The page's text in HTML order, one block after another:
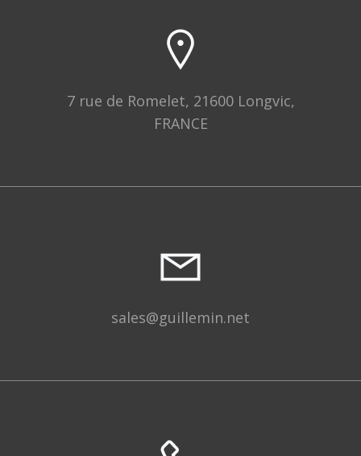
7 rue de Romelet, 21600 Longvic,
FRANCE
sales@guillemin.net